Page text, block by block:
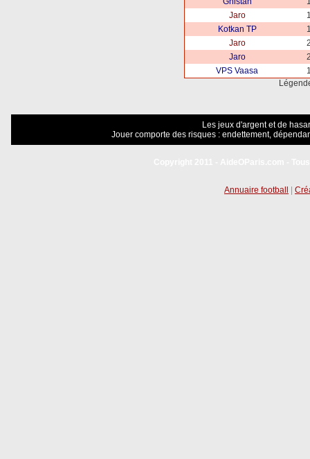
Jaro
Kotkan TP
Jaro
Jaro
VPS Vaasa
Les jeux d'argent et de
Jouer comporte des risques : endettement,
Annuaire football